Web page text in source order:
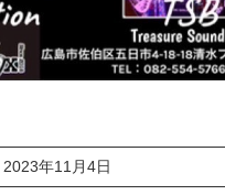
2023年11月4日